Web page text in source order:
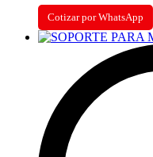
Cotizar por WhatsApp